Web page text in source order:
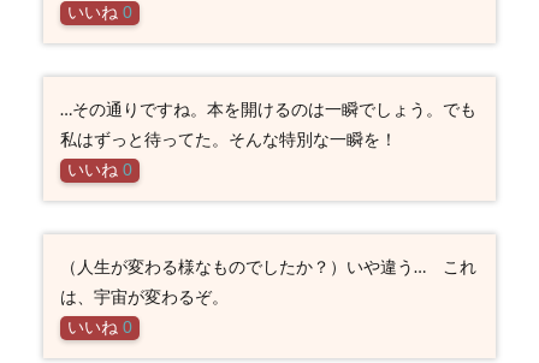
いいね 0
…その通りですね。本を開けるのは一瞬でしょう。でも
私はずっと待ってた。そんな特別な一瞬を！
いいね 0
（人生が変わる様なものでしたか？）いや違う… これ
は、宇宙が変わるぞ。
いいね 0